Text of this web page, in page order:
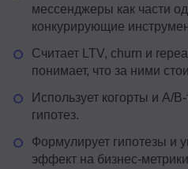
мессенджеры как части
конкурирующие
Считает LTV, churn и
понимает, что за ними
Использует когорты и A/
гипотез.
Формулирует гипотезы и
эффект на бизнес-